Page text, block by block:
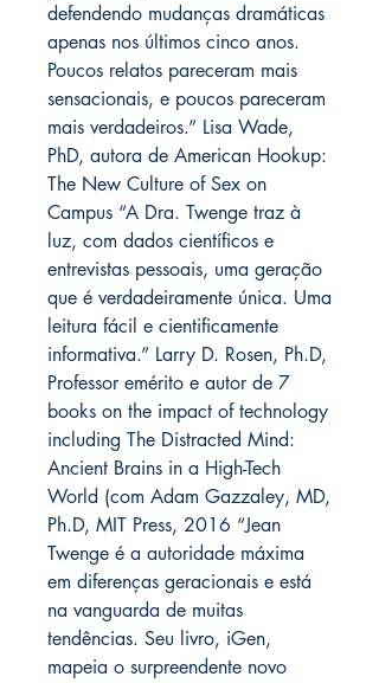
defendendo mudanças dramáticas
apenas nos últimos cinco anos.
Poucos relatos pareceram mais
sensacionais, e poucos pareceram
mais verdadeiros.” Lisa Wade,
PhD, autora de American Hookup:
The New Culture of Sex on
Campus “A Dra. Twenge traz à
luz, com dados científicos e
entrevistas pessoais, uma geração
que é verdadeiramente única. Uma
leitura fácil e cientificamente
informativa.” Larry D. Rosen, Ph.D,
Professor emérito e autor de 7
books on the impact of technology
including The Distracted Mind:
Ancient Brains in a High-Tech
World (com Adam Gazzaley, MD,
Ph.D, MIT Press, 2016 “Jean
Twenge é a autoridade máxima
em diferenças geracionais e está
na vanguarda de muitas
tendências. Seu livro, iGen,
mapeia o surpreendente novo